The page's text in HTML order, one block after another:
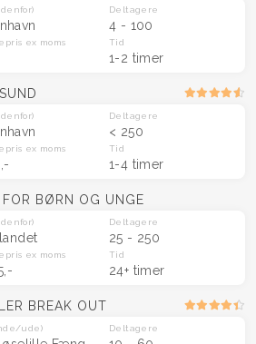
Deltagere
4 - 100
ex moms Tid
1-2 timer
Deltagere
< 250
ex moms Tid
1-4 timer
BØRN OG UNGE
Deltagere
25 - 250
ex moms Tid
24+ timer
BREAK OUT
ude) Deltagere